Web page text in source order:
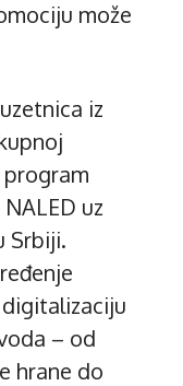
može
iz
uz
Srbiji.
– od
hrane do